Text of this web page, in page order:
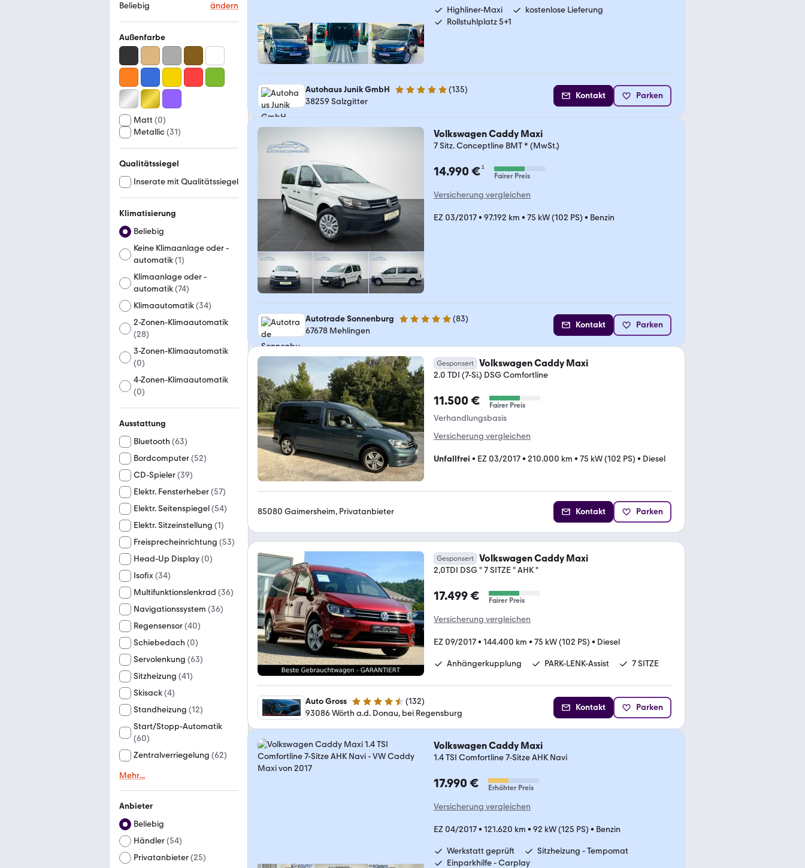
Beliebig
ändern
Außenfarbe
Matt (0)
Metallic(31)
Qualitätssiegel
Inserate mit Qualitätssiegel
Klimatisierung
Beliebig
Keine Klimaanlage oder -
automatik(1)
Klimaanlage oder -
automatik(74)
Klimaautomatik(34)
2-Zonen-Klimaautomatik
(28)
3-Zonen-Klimaautomatik
(0)
4-Zonen-Klimaautomatik
(0)
Ausstattung
Bluetooth (63)
Bordcomputer(52)
CD-Spieler(39)
Elektr. Fensterheber(57)
Elektr. Seitenspiegel(54)
Elektr. Sitzeinstellung (1)
Freisprecheinrichtung (53)
Head-Up Display(0)
Isofix(34)
Multifunktionslenkrad (36)
Navigationssystem (36)
Regensensor(40)
Schiebedach (0)
Servolenkung (63)
Sitzheizung (41)
Skisack(4)
Standheizung (12)
Start/Stopp-Automatik
(60)
Zentralverriegelung (62)
Mehr...
Anbieter
Beliebig
Händler(54)
Privatanbieter(25)
Highliner-Maxi
kostenlose Lieferung
Rollstuhlplatz 5+1
Autohaus Junik GmbH 4.9 Sterne (135)
38259 Salzgitter
Kontakt Parken
Volkswagen Caddy Maxi
7 Sitz. Conceptline BMT * (MwSt.)
14.990 €¹
Fairer Preis
Versicherung vergleichen
EZ 03/2017• 97.192 km • 75 kW (102 PS) • Benzin
Autotrade Sonnenburg 5 Sterne (83)
67678 Mehlingen
Kontakt Parken
Gesponsert Volkswagen Caddy Maxi
2.0 TDI (7-Si.) DSG Comfortline
11.500 € Fairer Preis
Verhandlungsbasis
Versicherung vergleichen
Unfallfrei • EZ 03/2017• 210.000 km • 75 kW (102 PS) • Diesel
85080 Gaimersheim, Privatanbieter Kontakt Parken
Gesponsert Volkswagen Caddy Maxi
2,0TDI DSG " 7 SITZE " AHK "
17.499 € Fairer Preis
Versicherung vergleichen
EZ 09/2017• 144.400 km • 75 kW (102 PS) • Diesel
Anhängerkupplung PARK-LENK-Assist 7 SITZE
Auto Gross 4.6 Sterne (132)
93086 Wörth a.d. Donau, bei Regensburg
Kontakt Parken
Volkswagen Caddy Maxi
1.4 TSI Comfortline 7-Sitze AHK Navi
17.990 € Erhöhter Preis
Versicherung vergleichen
EZ 04/2017• 121.620 km • 92 kW (125 PS) • Benzin
Werkstatt geprüft
Sitzheizung - Tempomat
Einparkhilfe - Carplay